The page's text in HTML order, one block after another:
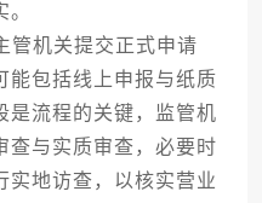
机关提交正式申请
能包括线上申报与纸质
是流程的关键，监管机
查与实质审查，必要时
实地访查，以核实营业